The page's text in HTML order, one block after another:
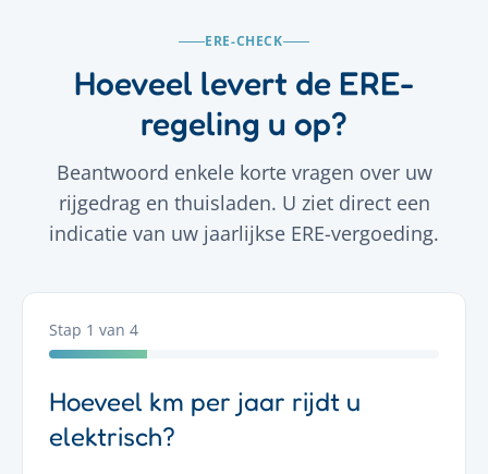
ERE-CHECK
Hoeveel levert de ERE-
regeling u op?
Beantwoord enkele korte vragen over uw
rijgedrag en thuisladen. U ziet direct een
indicatie van uw jaarlijkse ERE-vergoeding.
Stap 1 van 4
Hoeveel km per jaar rijdt u
elektrisch?